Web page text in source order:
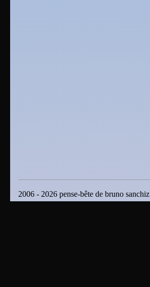
2006 - 2026 pense-bête de bruno sanchiz